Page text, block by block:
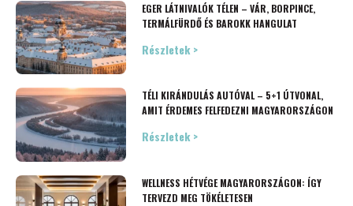
EGER LÁTNIVALÓK TÉLEN – VÁR, BORPINCE,
TERMÁLFÜRDŐ ÉS BAROKK HANGULAT
Részletek >
TÉLI KIRÁNDULÁS AUTÓVAL – 5+1 ÚTVONAL,
AMIT ÉRDEMES FELFEDEZNI MAGYARORSZÁGON
Részletek >
WELLNESS HÉTVÉGE MAGYARORSZÁGON: ÍGY
TERVEZD MEG TÖKÉLETESEN